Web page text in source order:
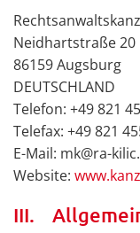
Neidhartstraße 20
86159 Augsburg
DEUTSCHLAND
Telefon: +49 821
Telefax: +49 821
E-Mail: mk@ra-
Website:
III.